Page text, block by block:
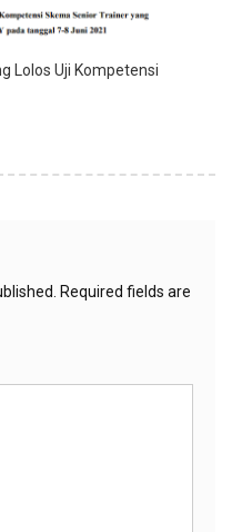
Lolos Uji Kompetensi
Required fields are